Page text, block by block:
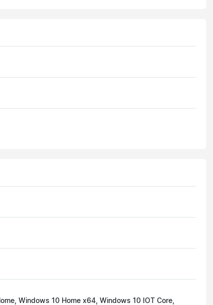
Windows 10 Home x64, Windows 10 IOT Core,